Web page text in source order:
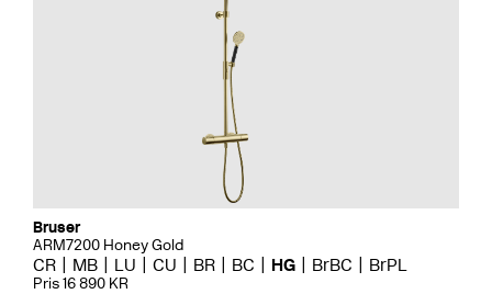
Bruser
ARM7200 Honey Gold
CR MB LU CU BR BC HG BrBC BrPL
Pris 16 890 KR